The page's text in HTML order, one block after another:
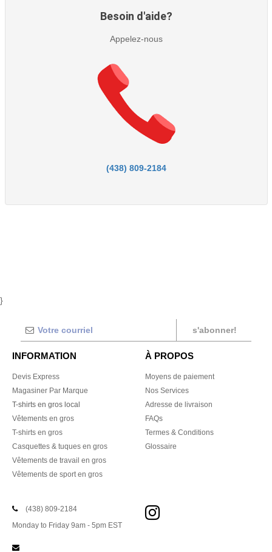
Besoin d'aide?
Appelez-nous
(438) 809-2184
}
s'abonner!
INFORMATION
Devis Express
Magasiner Par Marque
T-shirts en gros local
Vêtements en gros
T-shirts en gros
Casquettes & tuques en gros
Vêtements de travail en gros
Vêtements de sport en gros
À PROPOS
Moyens de paiement
Nos Services
Adresse de livraison
FAQs
Termes & Conditions
Glossaire
(438) 809-2184
Monday to Friday 9am - 5pm EST